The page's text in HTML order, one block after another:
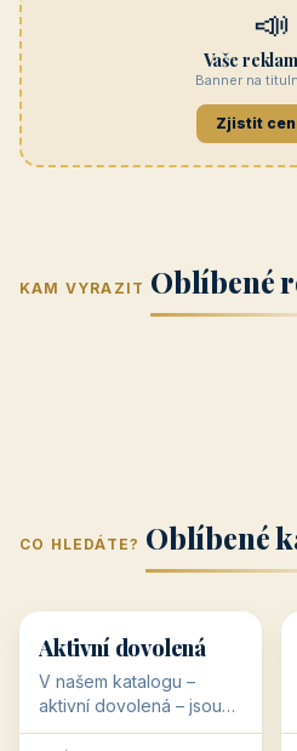
📣
Vaše
Banner na
Zjistit
KAM VYRAZIT Oblíbené
(Jihomoravský
kraj)
Zlínský kraj
Karlovarský
CO HLEDÁTE? Oblíbené
🥾 36 objektů
Aktivní dovolená
V našem katalogu –
aktivní dovolená – jsou
pro Vás připraveny